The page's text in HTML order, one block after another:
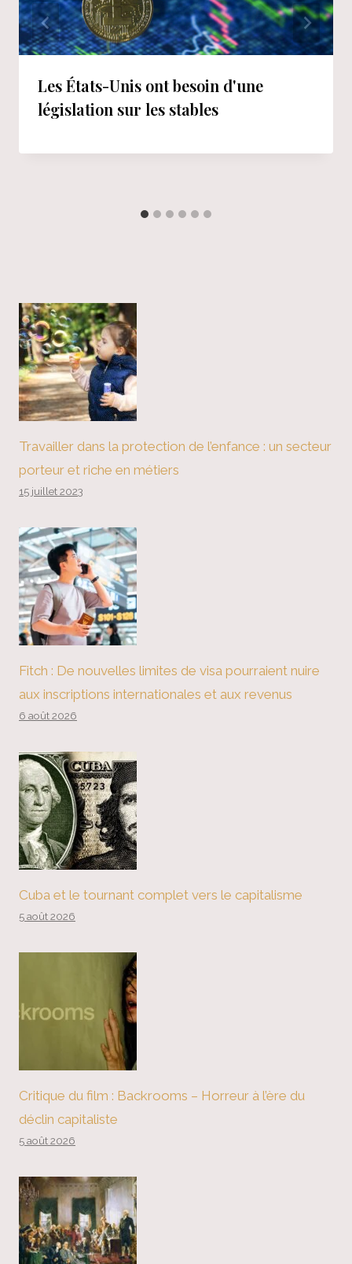
Les États-Unis ont besoin d'une
législation sur les stables
Travailler dans la protection de l’enfance : un secteur
porteur et riche en métiers
15 juillet 2023
Fitch : De nouvelles limites de visa pourraient nuire
aux inscriptions internationales et aux revenus
6 août 2026
Cuba et le tournant complet vers le capitalisme
5 août 2026
Critique du film : Backrooms – Horreur à l’ère du
déclin capitaliste
5 août 2026